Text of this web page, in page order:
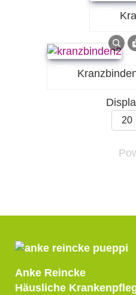
Anke Reincke
Häusliche